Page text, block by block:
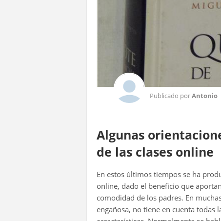
Publicado porAntonio
Algunas
de las clases online
En estos últimos tiempos se ha
online, dado el beneficio que
comodidad de los padres. En
engañosa, no tiene en cuenta todas